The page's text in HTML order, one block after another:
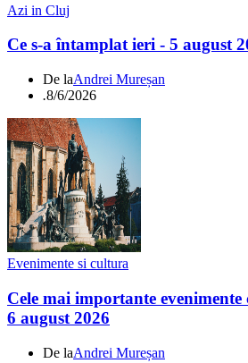
Azi in Cluj
Ce s-a întamplat ieri - 5 august
De laAndrei Mureșan
.8/6/2026
Evenimente si cultura
Cele mai importante
6 august 2026
De laAndrei Mureșan